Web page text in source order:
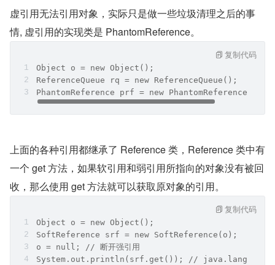
虚引用无法引用对象，实际只是做一些垃圾清理之后的事
情, 虚引用的实现类是 PhantomReference。
Object o = new Object();
ReferenceQueue rq = new ReferenceQueue();
PhantomReference prf = new PhantomReference(o,
复制代码
上面的各种引用都继承了 Reference 类，Reference 类中有
一个 get 方法，如果软引用和弱引用所指向的对象没有被回
收，那么使用 get 方法就可以获取原对象的引用。
Object o = new Object();
SoftReference srf = new SoftReference(o);
o = null; // 断开强引用
System.out.println(srf.get()); //
复制代码